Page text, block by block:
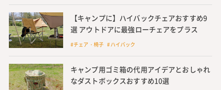
【キャンプに】ハイバックチェアおすすめ9
選 アウトドアに最強ローチェアをプラス
#チェア・椅子 #ハイバック
キャンプ用ゴミ箱の代用アイデアとおしゃれ
なダストボックスおすすめ10選